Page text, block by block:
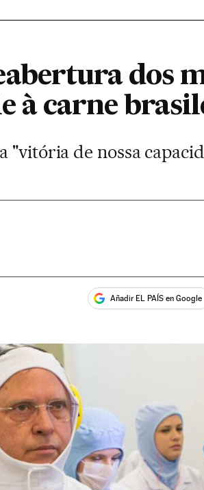
dos
à carne
de nossa
Añadir EL PAÍS en Google